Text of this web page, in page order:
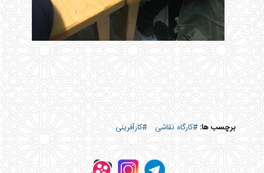
برچسب ها:#کارگاه نقاشی #کارآفرینی